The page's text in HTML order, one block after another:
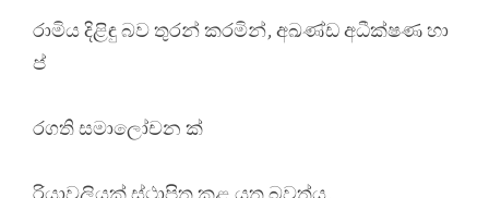
රාමිය දිළිඳු බව තුරන් කරමින්, අඛණ්ඩ අධීක්ෂණ හා
ප්
රගති සමාලෝචන ක්